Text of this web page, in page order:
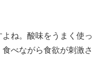
ね。酸味をうまく使っ
べながら食欲が刺激さ